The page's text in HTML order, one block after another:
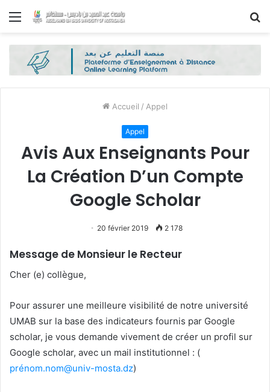
Menu
Accueil / Appel
Appel
Avis Aux Enseignants Pour
La Création D’un Compte
Google Scholar
20 février 2019 2 178
Message de Monsieur le Recteur
Cher (e) collègue,
Pour assurer une meilleure visibilité de notre université
UMAB sur la base des indicateurs fournis par Google
scholar, je vous demande vivement de créer un profil sur
Google scholar, avec un mail institutionnel : (
prénom.nom@univ-mosta.dz)